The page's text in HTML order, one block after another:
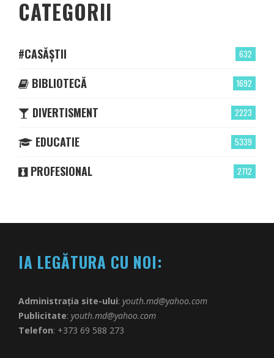
CATEGORII
632
#CASĂȘTII
1692
BIBLIOTECĂ
2223
DIVERTISMENT
5339
EDUCATIE
2712
PROFESIONAL
IA LEGĂTURA CU NOI:
Administrația site-ului: youth.md@yahoo.com
Publicitate: youth.md@yahoo.com
Telefon: +373 69 588 273